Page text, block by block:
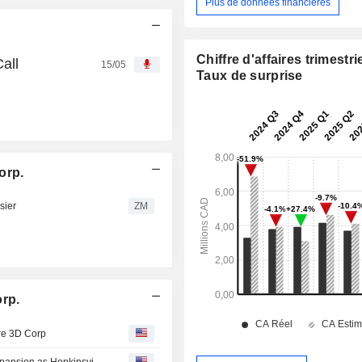
15/05
ZM
3D Corp
Plus de données financières
Chiffre d'affaires
Taux de surprise